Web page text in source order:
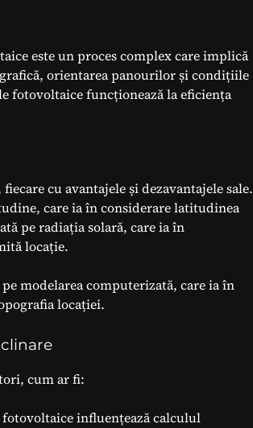
este un proces complex care implică
orientarea panourilor și condițiile
fotovoltaice funcționează la eficiența
cu avantajele și dezavantajele sale.
care ia în considerare latitudinea
pe radiația solară, care ia în
locație.
modelarea computerizată, care ia în
locației.
cum ar fi:
influențează calculul